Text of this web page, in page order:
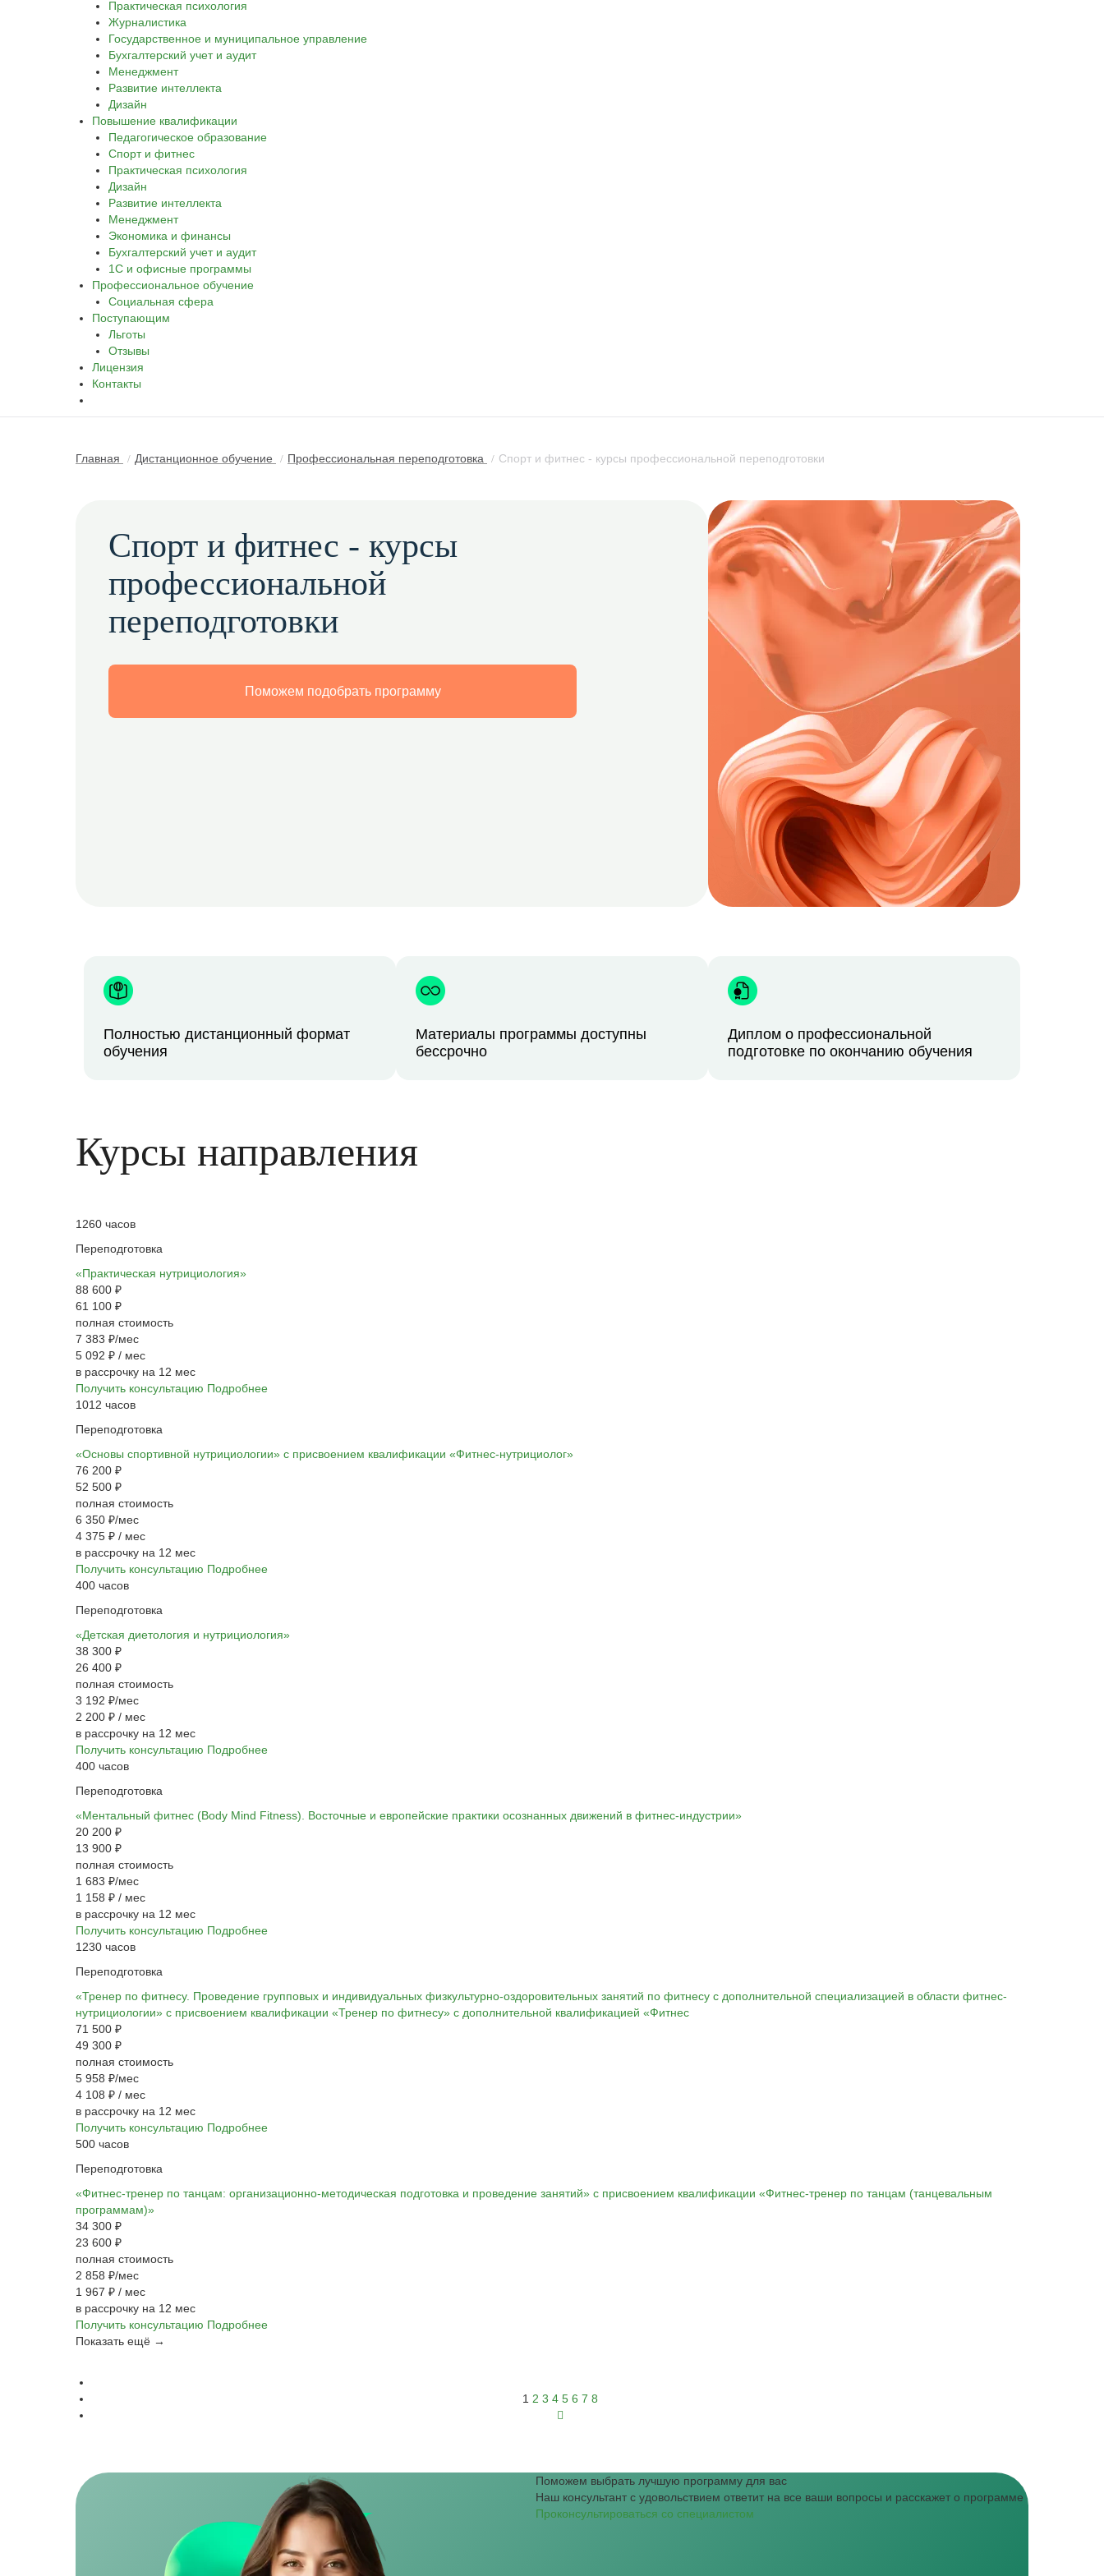
Практическая психология
Журналистика
Государственное и муниципальное управление
Бухгалтерский учет и аудит
Менеджмент
Развитие интеллекта
Дизайн
Повышение квалификации
Педагогическое образование
Спорт и фитнес
Практическая психология
Дизайн
Развитие интеллекта
Менеджмент
Экономика и финансы
Бухгалтерский учет и аудит
1С и офисные программы
Профессиональное обучение
Социальная сфера
Поступающим
Льготы
Отзывы
Лицензия
Контакты
Главная Дистанционное обучение Профессиональная переподготовка Спорт и фитнес - курсы профессиональной переподготовки
Спорт и фитнес - курсы
профессиональной
переподготовки
Поможем подобрать программу
Полностью дистанционный формат
обучения
Материалы программы доступны
бессрочно
Диплом о профессиональной
подготовке по окончанию обучения
Курсы направления
1260 часов
Переподготовка
«Практическая нутрициология»
88 600 ₽
61 100 ₽
полная стоимость
7 383 ₽/мес
5 092 ₽ / мес
в рассрочку на 12 мес
Получить консультацию Подробнее
1012 часов
Переподготовка
«Основы спортивной нутрициологии» с присвоением квалификации «Фитнес-нутрициолог»
76 200 ₽
52 500 ₽
полная стоимость
6 350 ₽/мес
4 375 ₽ / мес
в рассрочку на 12 мес
Получить консультацию Подробнее
400 часов
Переподготовка
«Детская диетология и нутрициология»
38 300 ₽
26 400 ₽
полная стоимость
3 192 ₽/мес
2 200 ₽ / мес
в рассрочку на 12 мес
Получить консультацию Подробнее
400 часов
Переподготовка
«Ментальный фитнес (Body Mind Fitness). Восточные и европейские практики осознанных движений в фитнес-индустрии»
20 200 ₽
13 900 ₽
полная стоимость
1 683 ₽/мес
1 158 ₽ / мес
в рассрочку на 12 мес
Получить консультацию Подробнее
1230 часов
Переподготовка
«Тренер по фитнесу. Проведение групповых и индивидуальных физкультурно-оздоровительных занятий по фитнесу с дополнительной специализацией в области фитнес-
нутрициологии» с присвоением квалификации «Тренер по фитнесу» с дополнительной квалификацией «Фитнес
71 500 ₽
49 300 ₽
полная стоимость
5 958 ₽/мес
4 108 ₽ / мес
в рассрочку на 12 мес
Получить консультацию Подробнее
500 часов
Переподготовка
«Фитнес-тренер по танцам: организационно-методическая подготовка и проведение занятий» с присвоением квалификации «Фитнес-тренер по танцам (танцевальным
программам)»
34 300 ₽
23 600 ₽
полная стоимость
2 858 ₽/мес
1 967 ₽ / мес
в рассрочку на 12 мес
Получить консультацию Подробнее
Показать ещё →
1 2 3 4 5 6 7 8
Поможем выбрать лучшую программу для вас
Наш консультант с удовольствием ответит на все ваши вопросы и расскажет о программе
Проконсультироваться со специалистом